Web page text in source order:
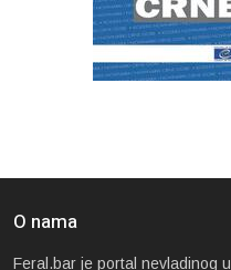
O nama
Feral.bar je portal nevladinog